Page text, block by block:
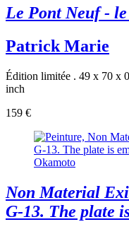
Le Pont Neuf -
Patrick Marie
Édition limitée . 49 x 70 x
inch
159 €
Non Material
G-13. The plate